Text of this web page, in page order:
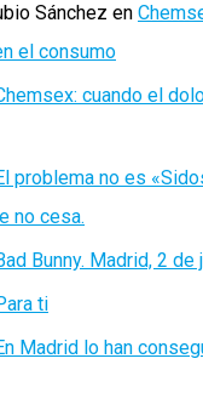
Sánchez en
el consumo
cuando el
problema no es
no cesa.
Bunny. Madrid, 2 de
ti
Madrid lo han